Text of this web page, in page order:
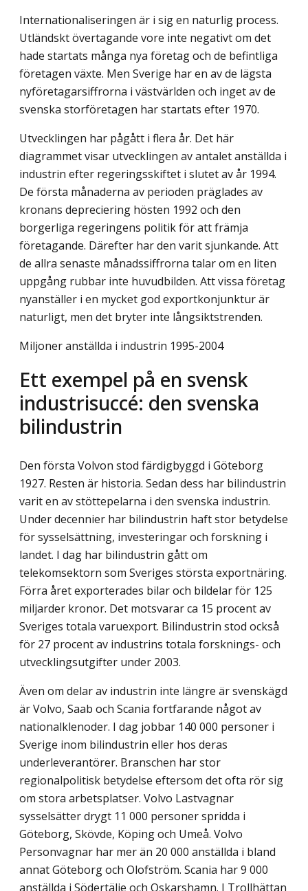
Internationaliseringen är i sig en naturlig process.
Utländskt övertagande vore inte negativt om det
hade startats många nya företag och de befintliga
företagen växte. Men Sverige har en av de lägsta
nyföretagarsiffrorna i västvärlden och inget av de
svenska storföretagen har startats efter 1970.
Utvecklingen har pågått i flera år. Det här
diagrammet visar utvecklingen av antalet anställda i
industrin efter regeringsskiftet i slutet av år 1994.
De första månaderna av perioden präglades av
kronans depreciering hösten 1992 och den
borgerliga regeringens politik för att främja
företagande. Därefter har den varit sjunkande. Att
de allra senaste månadssiffrorna talar om en liten
uppgång rubbar inte huvudbilden. Att vissa företag
nyanställer i en mycket god exportkonjunktur är
naturligt, men det bryter inte långsiktstrenden.
Miljoner anställda i industrin 1995-2004
Ett exempel på en svensk
industrisuccé: den svenska
bilindustrin
Den första Volvon stod färdigbyggd i Göteborg
1927. Resten är historia. Sedan dess har bilindustrin
varit en av stöttepelarna i den svenska industrin.
Under decennier har bilindustrin haft stor betydelse
för sysselsättning, investeringar och forskning i
landet. I dag har bilindustrin gått om
telekomsektorn som Sveriges största exportnäring.
Förra året exporterades bilar och bildelar för 125
miljarder kronor. Det motsvarar ca 15 procent av
Sveriges totala varuexport. Bilindustrin stod också
för 27 procent av industrins totala forsknings- och
utvecklingsutgifter under 2003.
Även om delar av industrin inte längre är svenskägd
är Volvo, Saab och Scania fortfarande något av
nationalklenoder. I dag jobbar 140 000 personer i
Sverige inom bilindustrin eller hos deras
underleverantörer. Branschen har stor
regionalpolitisk betydelse eftersom det ofta rör sig
om stora arbetsplatser. Volvo Lastvagnar
sysselsätter drygt 11 000 personer spridda i
Göteborg, Skövde, Köping och Umeå. Volvo
Personvagnar har mer än 20 000 anställda i bland
annat Göteborg och Olofström. Scania har 9 000
anställda i Södertälje och Oskarshamn. I Trollhättan